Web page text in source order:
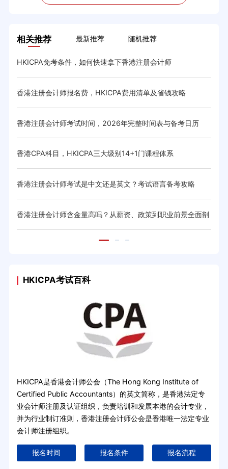
相关推荐 最新推荐 随机推荐
HKICPA免考条件，如何快速拿下香港注册会计师
香港注册会计师报名费，HKICPA费用清单及省钱攻略
香港注册会计师考试时间，2026年完整时间表与备考日历
香港CPA科目，HKICPA三大级别14+1门课程体系
香港注册会计师考试是中文还是英文？考试语言备考攻略
香港注册会计师含金量高吗？从薪资、政策到职业前景全面剖
HKICPA考试百科
HKICPA是香港会计师公会（The Hong Kong Institute of
Certified Public Accountants）的英文简称，是香港法定专
业会计师注册及认证组织，负责培训和发展本港的会计专业，
并为行业制订准则，香港注册会计师公会是香港唯一法定专业
会计师注册组织。
报名时间 报名条件 报名流程